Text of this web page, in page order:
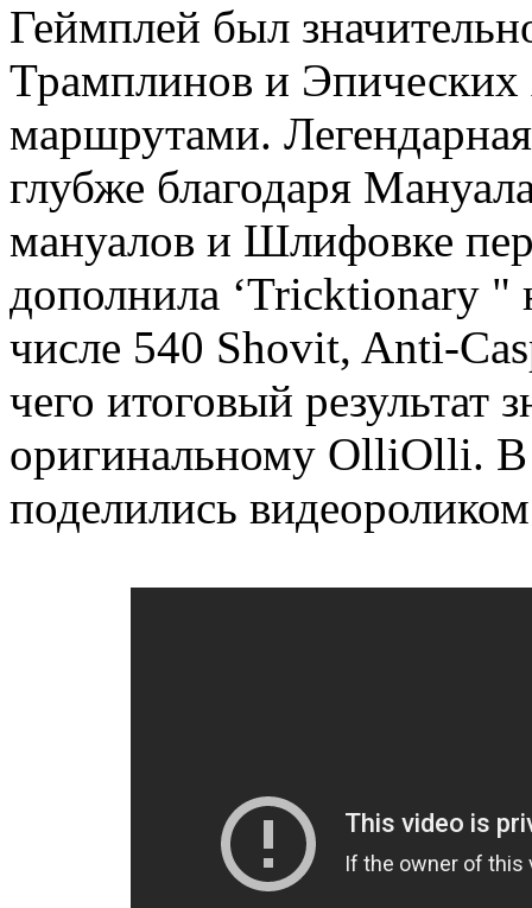
Геймплей был
Трамплинов и
маршрутами.
глубже благодаря
мануалов и Шлифовке
дополнила ‘Tricktionary
числе 540 Shovit, Anti-
чего итоговый результат
оригинальному OlliOlli. В
поделились